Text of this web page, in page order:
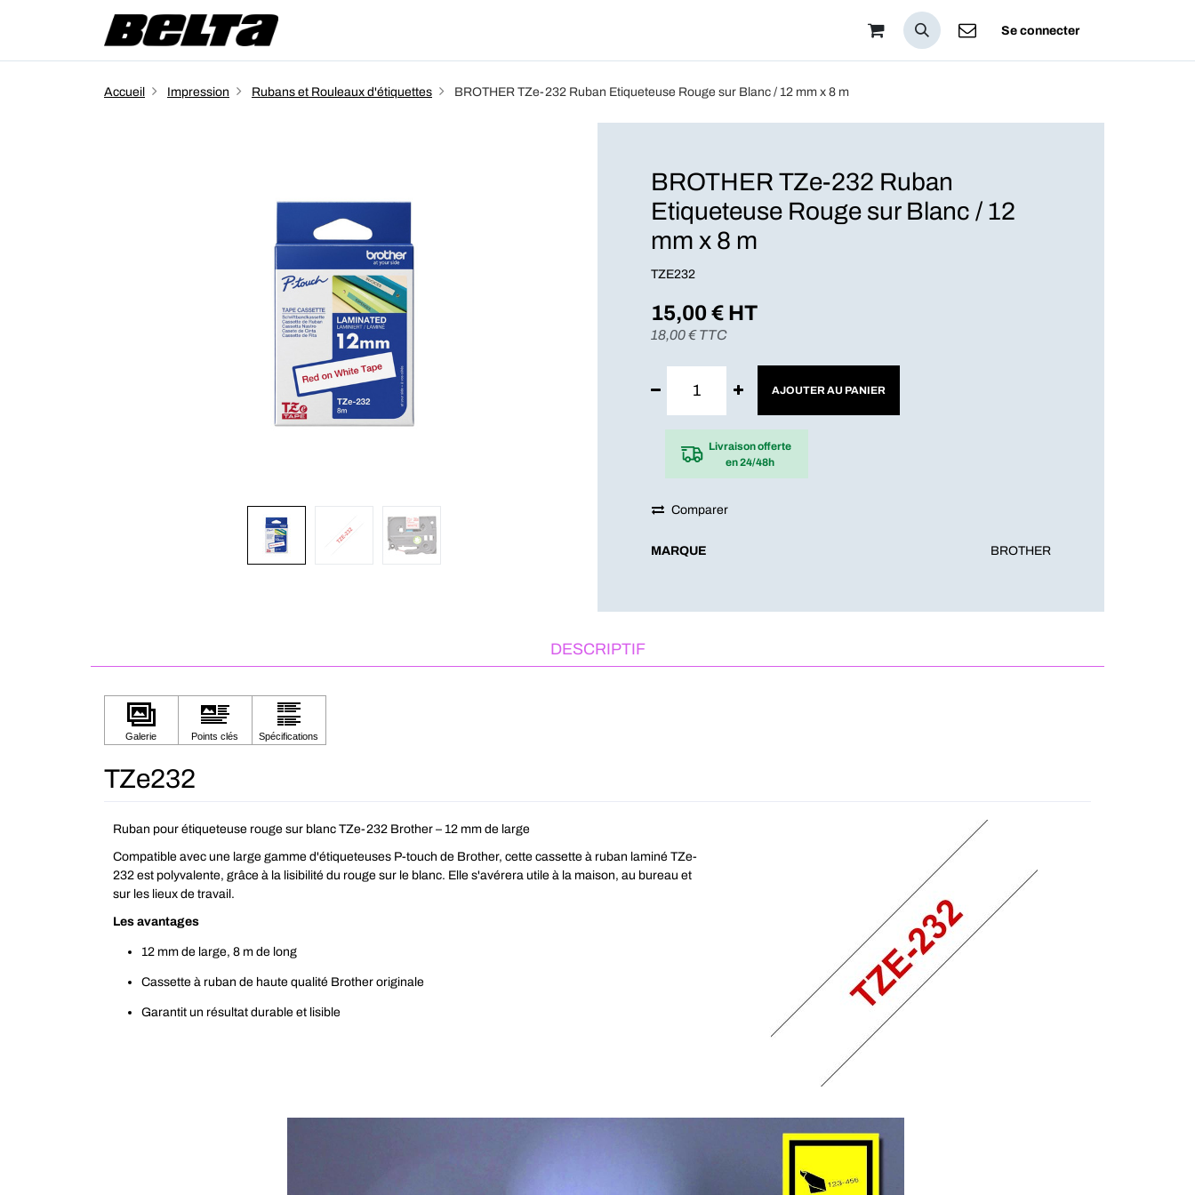
Se connecter
Accueil Impression Rubans et Rouleaux d'étiquettes BROTHER TZe-232 Ruban Etiqueteuse Rouge sur Blanc / 12 mm x 8 m
BROTHER TZe-232 Ruban
Etiqueteuse Rouge sur Blanc / 12
mm x 8 m
TZE232
15,00€ HT
18,00€ TTC
AJOUTER AU PANIER
Livraison offerte
en 24/48h
Comparer
MARQUE BROTHER
DESCRIPTIF
TZe232
Ruban pour étiqueteuse rouge sur blanc TZe-232 Brother – 12 mm de large
Compatible avec une large gamme d'étiqueteuses P-touch de Brother, cette cassette à ruban laminé TZe-
232 est polyvalente, grâce à la lisibilité du rouge sur le blanc. Elle s'avérera utile à la maison, au bureau et
sur les lieux de travail.
Les avantages
12 mm de large, 8 m de long
Cassette à ruban de haute qualité Brother originale
Garantit un résultat durable et lisible